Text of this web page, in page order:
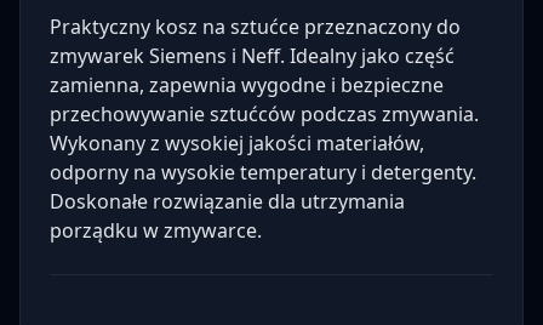
Praktyczny kosz na sztućce przeznaczony do
zmywarek Siemens i Neff. Idealny jako część
zamienna, zapewnia wygodne i bezpieczne
przechowywanie sztućców podczas zmywania.
Wykonany z wysokiej jakości materiałów,
odporny na wysokie temperatury i detergenty.
Doskonałe rozwiązanie dla utrzymania
porządku w zmywarce.